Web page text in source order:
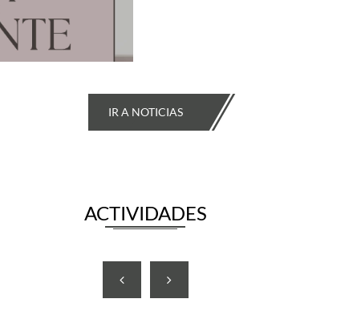
IR A NOTICIAS
ACTIVIDADES